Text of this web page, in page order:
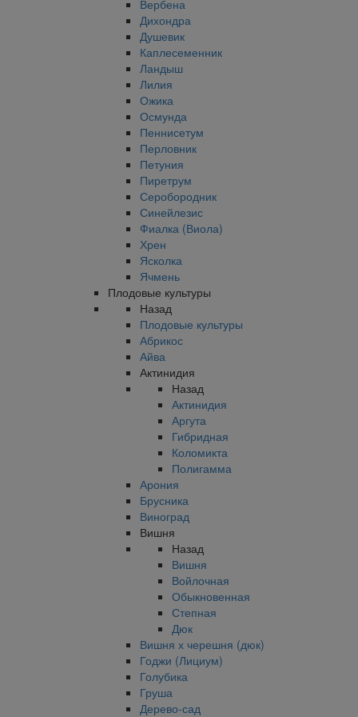
Вербена
Дихондра
Душевик
Каплесеменник
Ландыш
Лилия
Ожика
Осмунда
Пеннисетум
Перловник
Петуния
Пиретрум
Серобородник
Синейлезис
Фиалка (Виола)
Хрен
Ясколка
Ячмень
Плодовые культуры
Назад
Плодовые культуры
Абрикос
Айва
Актинидия
Назад
Актинидия
Аргута
Гибридная
Коломикта
Полигамма
Арония
Брусника
Виноград
Вишня
Назад
Вишня
Войлочная
Обыкновенная
Степная
Дюк
Вишня х черешня (дюк)
Годжи (Лициум)
Голубика
Груша
Дерево-сад